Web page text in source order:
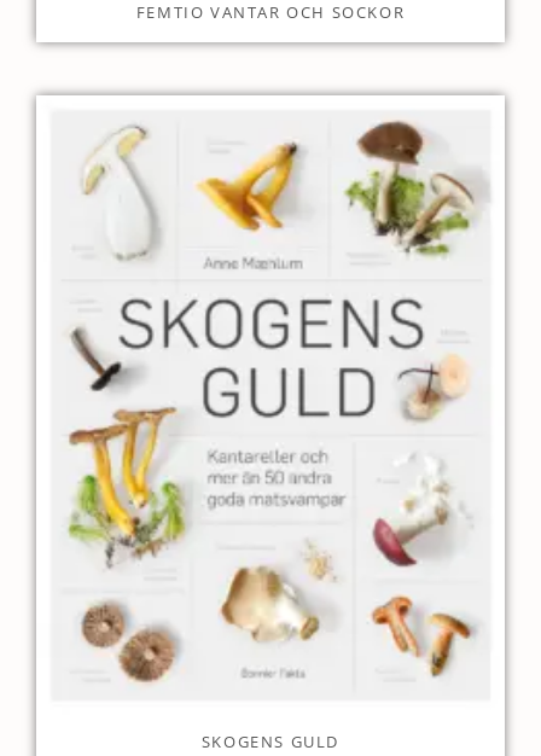
FEMTIO VANTAR OCH SOCKOR
SKOGENS GULD